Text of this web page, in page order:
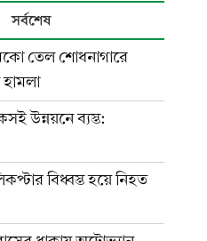
সর্বশেষ
তেল শোধনাগারে
উন্নয়নে ব্যস্ত:
বিধ্বস্ত হয়ে নিহত